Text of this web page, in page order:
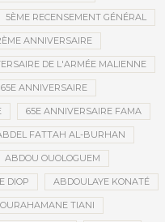
5ÈME RECENSEMENT GÉNÉRAL
ANNIVERSAIRE
DE L'ARMÉE MALIENNE
65E ANNIVERSAIRE
65E ANNIVERSAIRE FAMA
FATTAH AL-BURHAN
ABDOU OUOLOGUEM
DIOP ABDOULAYE KONATÉ
TIANI